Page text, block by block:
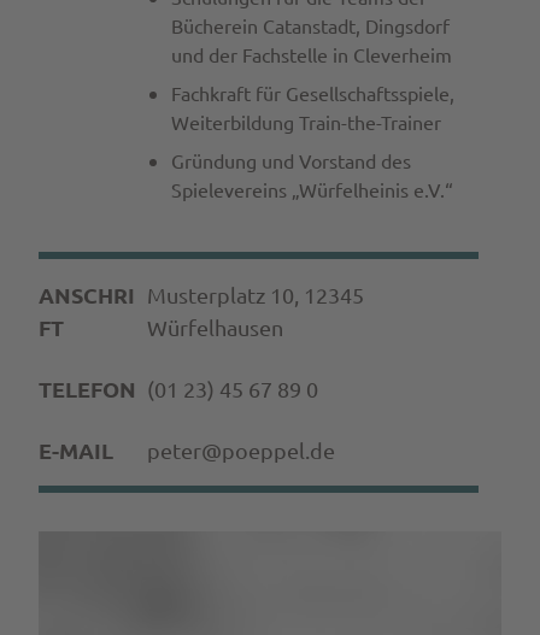
Bücherein Catanstadt, Dingsdorf
und der Fachstelle in Cleverheim
Fachkraft für Gesellschaftsspiele,
Weiterbildung Train-the-Trainer
Gründung und Vorstand des
Spielevereins „Würfelheinis e.V.“
ANSCHRI
FT
Musterplatz 10, 12345
Würfelhausen
TELEFON (01 23) 45 67 89 0
E-MAIL peter@poeppel.de